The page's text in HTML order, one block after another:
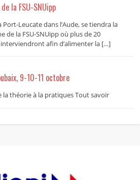
la FSU-SNUipp
Port-Leucate dans l’Aude, se tiendra la
de la FSU-SNUipp où plus de 20
afin d’alimenter la […]
9-10-11 octobre
la théorie à la pratiques Tout savoir